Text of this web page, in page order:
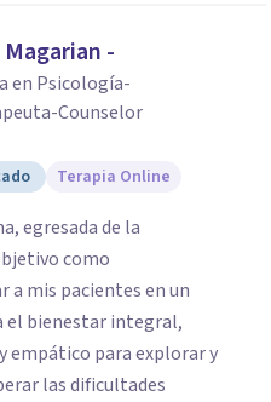
Magarian -
en Psicología-
Counselor
Terapia Online
egresada de la
como
a mis pacientes en un
el bienestar integral,
empático para explorar y
las dificultades